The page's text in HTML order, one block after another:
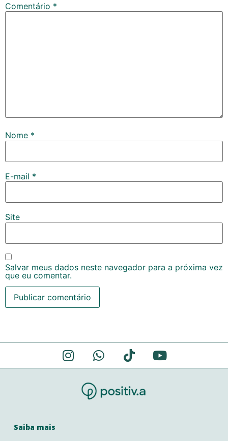
Comentário *
Nome *
E-mail *
Site
Salvar meus dados neste navegador para a próxima vez
que eu comentar.
Alternative:
Saiba mais